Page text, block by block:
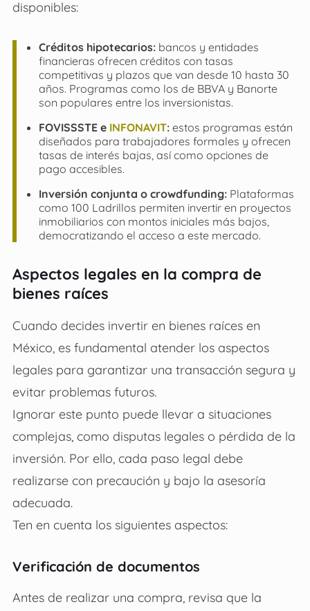
disponibles:
Créditos hipotecarios: bancos y entidades
financieras ofrecen créditos con tasas
competitivas y plazos que van desde 10 hasta 30
años. Programas como los de BBVA y Banorte
son populares entre los inversionistas.
FOVISSSTE e INFONAVIT: estos programas están
diseñados para trabajadores formales y ofrecen
tasas de interés bajas, así como opciones de
pago accesibles.
Inversión conjunta o crowdfunding: Plataformas
como 100 Ladrillos permiten invertir en proyectos
inmobiliarios con montos iniciales más bajos,
democratizando el acceso a este mercado.
Aspectos legales en la compra de
bienes raíces
Cuando decidesinvertir en bienes raíces en
México , es fundamental atender los aspectos
legales para garantizar una transacción segura y
evitar problemas futuros.
Ignorar este punto puede llevar a situaciones
complejas, como disputas legales o pérdida de la
inversión. Por ello, cada paso legal debe
realizarse con precaución y bajo la asesoría
adecuada.
Ten en cuenta los siguientes aspectos:
Verificación de documentos
Antes de realizar una compra, revisa que la